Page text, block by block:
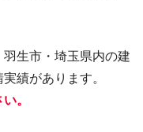
生市・埼玉県内の建
績があります。
。